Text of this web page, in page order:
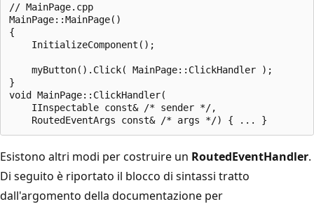
// MainPage.cpp
MainPage::MainPage()
{
    InitializeComponent();
    myButton().Click( MainPage::ClickHandler );
}
void MainPage::ClickHandler(
    IInspectable const& /* sender */,
Esistono altri modi per costruire un RoutedEventHandler.
Di seguito è riportato il blocco di sintassi tratto
dall'argomento della documentazione per